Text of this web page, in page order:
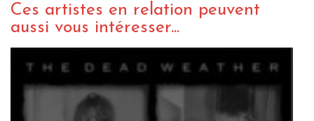
Ces artistes en relation peuvent
aussi vous intéresser...